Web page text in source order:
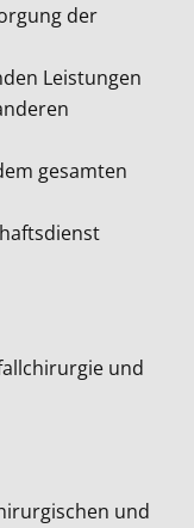
der
Leistungen
gesamten
und
und